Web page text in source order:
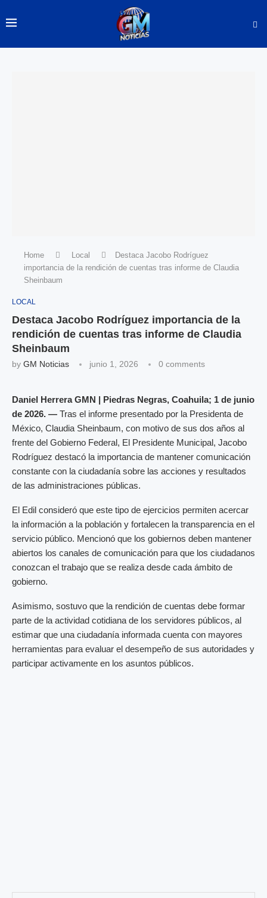
Home Local
Destaca Jacobo Rodríguez
importancia de la rendición de cuentas tras informe de Claudia
Sheinbaum
LOCAL
Destaca Jacobo Rodríguez importancia de la
rendición de cuentas tras informe de Claudia
Sheinbaum
by GM Noticias junio 1, 2026 0 comments
Daniel Herrera GMN | Piedras Negras, Coahuila; 1 de junio
de 2026. — Tras el informe presentado por la Presidenta de
México, Claudia Sheinbaum, con motivo de sus dos años al
frente del Gobierno Federal, El Presidente Municipal, Jacobo
Rodríguez destacó la importancia de mantener comunicación
constante con la ciudadanía sobre las acciones y resultados
de las administraciones públicas.
El Edil consideró que este tipo de ejercicios permiten acercar
la información a la población y fortalecen la transparencia en el
servicio público. Mencionó que los gobiernos deben mantener
abiertos los canales de comunicación para que los ciudadanos
conozcan el trabajo que se realiza desde cada ámbito de
gobierno.
Asimismo, sostuvo que la rendición de cuentas debe formar
parte de la actividad cotidiana de los servidores públicos, al
estimar que una ciudadanía informada cuenta con mayores
herramientas para evaluar el desempeño de sus autoridades y
participar activamente en los asuntos públicos.